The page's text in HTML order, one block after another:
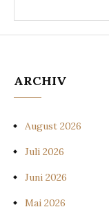
ARCHIV
August 2026
Juli 2026
Juni 2026
Mai 2026